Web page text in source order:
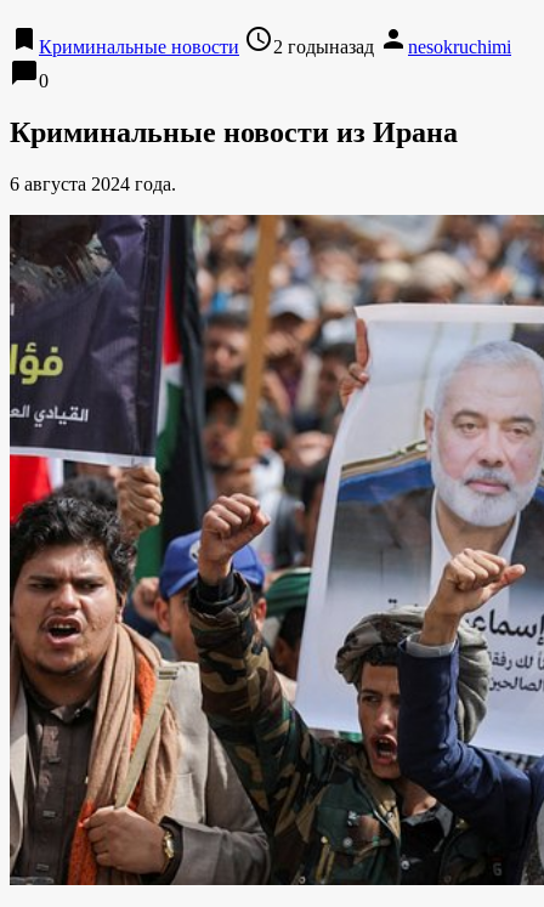
bookmark Криминальные новости access_time2 годыназад person nesokruchimi
chat_bubble0
Криминальные новости из Ирана
6 августа 2024 года.